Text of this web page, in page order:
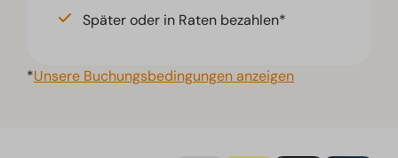
Später oder in Raten bezahlen*
*Unsere Buchungsbedingungen anzeigen